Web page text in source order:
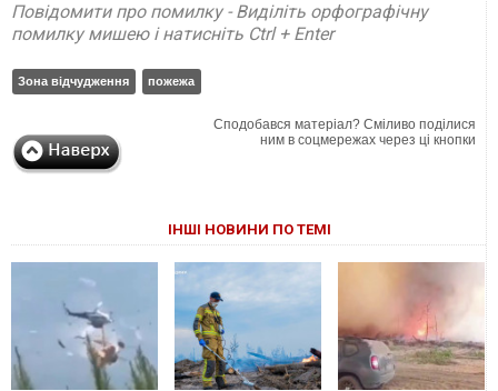
Повідомити про помилку - Виділіть орфографічну
помилку мишею і натисніть Ctrl + Enter
Зона відчудження пожежа
Сподобався матеріал? Сміливо поділися
ним в соцмережах через ці кнопки
ІНШІ НОВИНИ ПО ТЕМІ